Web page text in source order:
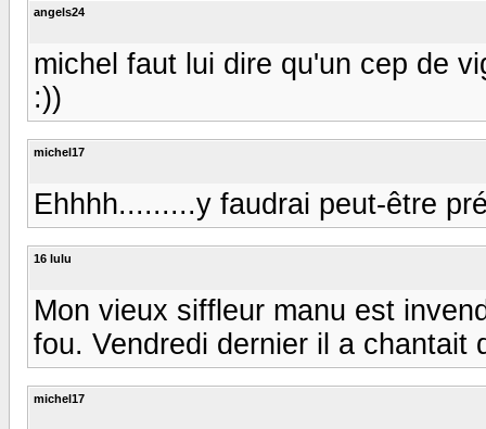
angels24
michel faut lui dire qu'un cep de
:))
michel17
Ehhhh.........y faudrai peut-être
16 lulu
Mon vieux siffleur manu est
fou. Vendredi dernier il a chantait
michel17